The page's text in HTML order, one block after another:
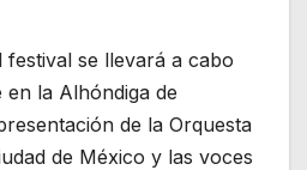
festival se llevará a cabo
en la Alhóndiga de
de la Orquesta
de México y las voces